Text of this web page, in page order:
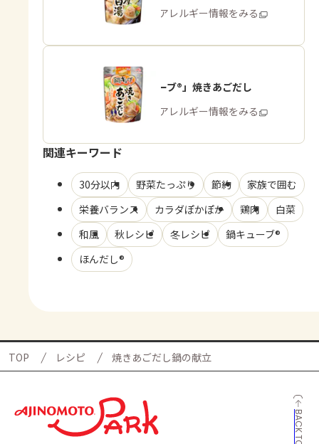
商品・アレルギー情報をみる
「鍋キューブ®」焼きあごだし
商品・アレルギー情報をみる
関連キーワード
30分以内 野菜たっぷり 節約
家族で囲む
栄養バランス
カラダぽかぽか 鶏肉
白菜
和風
秋レシピ 冬レシピ
鍋キューブ®
ほんだし®
TOP レシピ 焼きあごだし鍋の献立